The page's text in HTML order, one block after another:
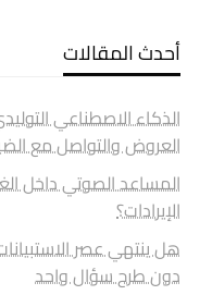
أحدث المقالات
الذكاء الاصطناعي
العروض والتواصل مع
المساعد الصوتي داخل
الإيرادات؟
هل ينتهي عصر
دون طرح سؤال واحد